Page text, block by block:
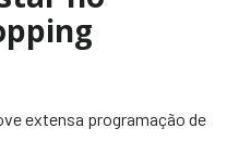
extensa programação de